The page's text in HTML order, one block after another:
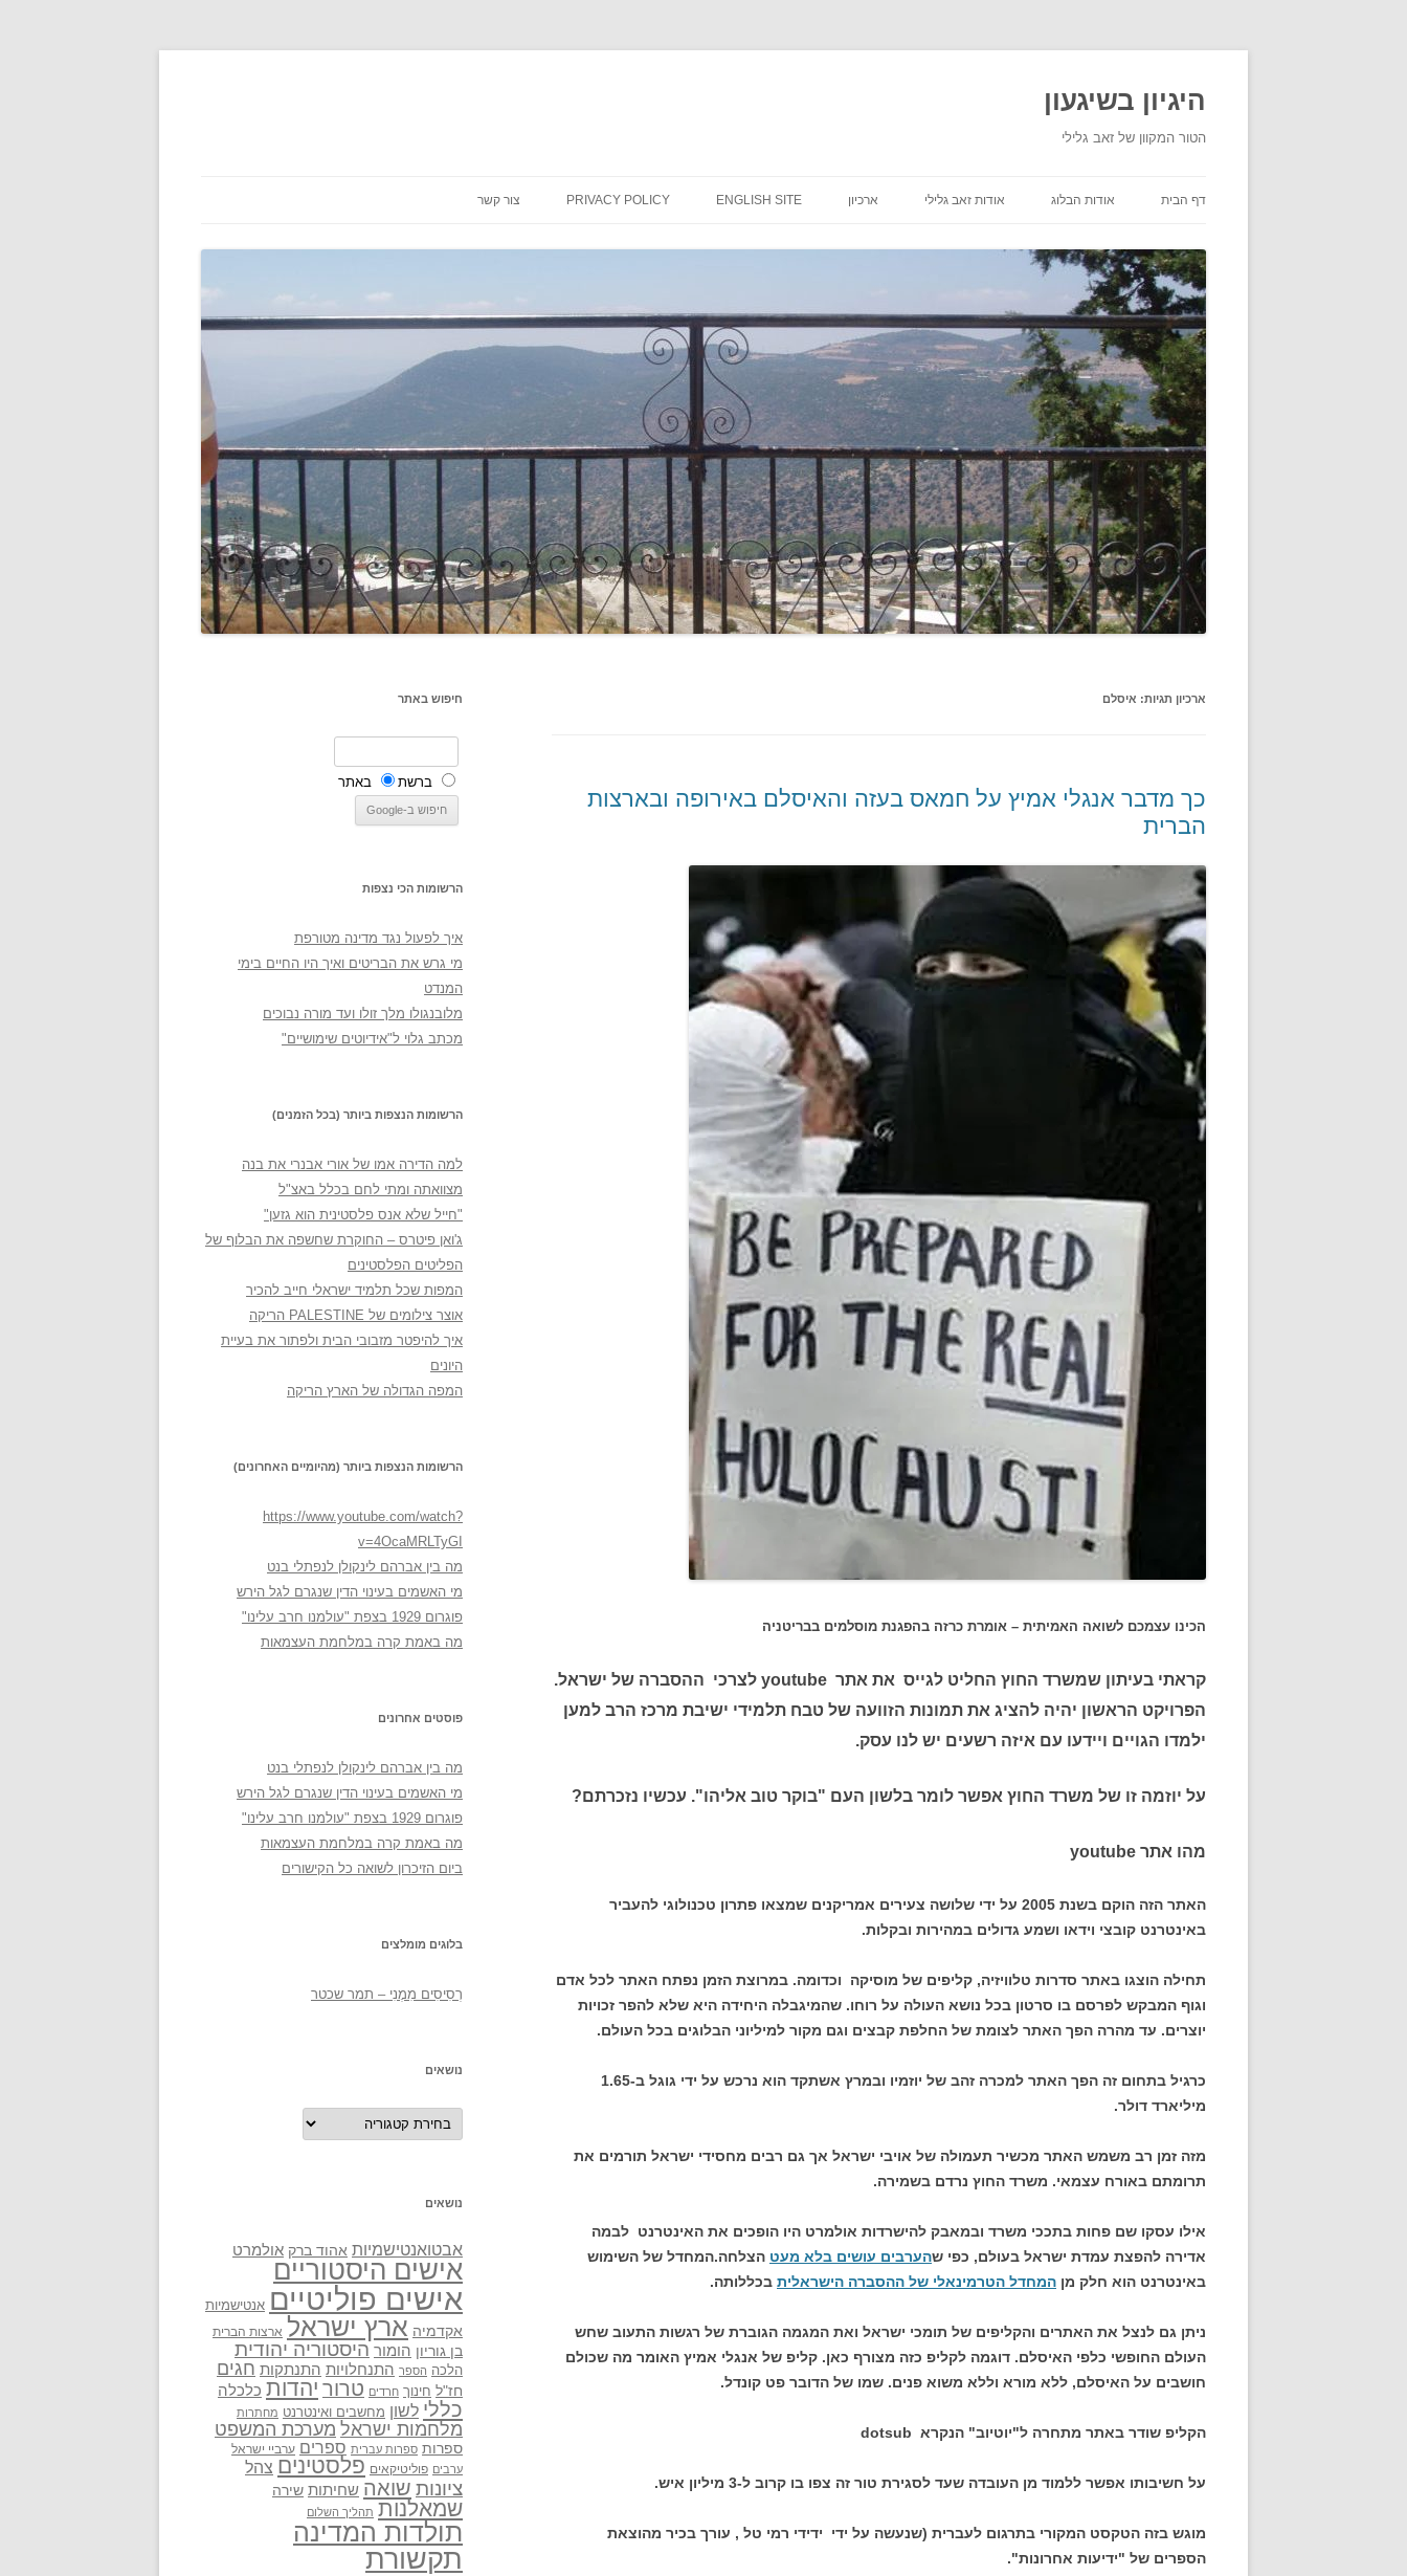
היגיון בשיגעון
הטור המקוון של זאב גלילי
דף הבית אודות הבלוג אודות זאב גלילי ארכיון ENGLISH SITE
PRIVACY POLICY צור קשר
ארכיון תגיות: איסלם
כך מדבר אנגלי אמיץ על חמאס בעזה והאיסלם באירופה ובארצות
הברית
הכינו עצמכם לשואה האמיתית – אומרת כרזה בהפגנת מוסלמים בבריטניה
קראתי בעיתון שמשרד החוץ החליט לגייס את אתר youtube לצרכי ההסברה של ישראל.
הפרויקט הראשון יהיה להציג את תמונות הזוועה של טבח תלמידי ישיבת מרכז הרב למען
ילמדו הגויים ויידעו עם איזה רשעים יש לנו עסק.
על יוזמה זו של משרד החוץ אפשר לומר בלשון העם "בוקר טוב אליהו". עכשיו נזכרתם?
מהו אתר youtube
האתר הזה הוקם בשנת 2005 על ידי שלושה צעירים אמריקנים שמצאו פתרון טכנולוגי להעביר
באינטרנט קובצי וידאו ושמע גדולים במהירות ובקלות.
תחילה הוצגו באתר סדרות טלוויזיה, קליפים של מוסיקה וכדומה. במרוצת הזמן נפתח האתר לכל אדם
וגוף המבקש לפרסם בו סרטון בכל נושא העולה על רוחו. שהמיגבלה היחידה היא שלא להפר זכויות
יוצרים. עד מהרה הפך האתר לצומת של החלפת קבצים וגם מקור למיליוני הבלוגים בכל העולם.
כרגיל בתחום זה הפך האתר למכרה זהב של יוזמיו ובמרץ אשתקד הוא נרכש על ידי גוגל ב-1.65
מיליארד דולר.
מזה זמן רב משמש האתר מכשיר תעמולה של אויבי ישראל אך גם רבים מחסידי ישראל תורמים את
תרומתם באורח עצמאי. משרד החוץ נרדם בשמירה.
אילו עסקו שם פחות בתככי משרד ובמאבק להישרדות אולמרט היו הופכים את האינטרנט לבמה
אדירה להפצת עמדת ישראל בעולם, כפי שהערבים עושים בלא מעט הצלחה.המחדל של השימוש
באינטרנט הוא חלק מן המחדל הטרמינאלי של ההסברה הישראלית בכללותה.
ניתן גם לנצל את האתרים והקליפים של תומכי ישראל ואת המגמה הגוברת של רגשות התעוב שחש
העולם החופשי כלפי האיסלם. דוגמה לקליפ כזה מצורף כאן. קליפ של אנגלי אמיץ האומר מה שכולם
חושבים על האיסלם, ללא מורא וללא משוא פנים. שמו של הדובר פט קונדל.
הקליפ שודר באתר מתחרה ל"יוטיוב" הנקרא dotsub
על חשיבותו אפשר ללמוד מן העובדה שעד לסגירת טור זה צפו בו קרוב ל-3 מיליון איש.
מוגש בזה הטקסט המקורי בתרגום לעברית (שנעשה על ידי ידידי רמי טל , עורך בכיר מהוצאת
הספרים של "ידיעות אחרונות".
חיפוש באתר
ברשת באתר
הרשומות הכי נצפות
איך לפעול נגד מדינה מטורפת
מי גרש את הבריטים ואיך היו החיים בימי
המנדט
מלובנגולו מלך זולו ועד מורה נבוכים
מכתב גלוי ל"אידיוטים שימושיים"
הרשומות הנצפות ביותר (בכל הזמנים)
למה הדירה אמו של אורי אבנרי את בנה
מצוואתה ומתי לחם בכלל באצ"ל
"חייל שלא אנס פלסטינית הוא גזען"
ג'ואן פיטרס – החוקרת שחשפה את הבלוף של
הפליטים הפלסטינים
המפות שכל תלמיד ישראלי חייב להכיר
אוצר צילומים של PALESTINE הריקה
איך להיפטר מזבובי הבית ולפתור את בעיית
היונים
המפה הגדולה של הארץ הריקה
הרשומות הנצפות ביותר (מהיומיים האחרונים)
https://www.youtube.com/watch?
v=4OcaMRLTyGI
מה בין אברהם לינקולן לנפתלי בנט
מי האשמים בעינוי הדין שנגרם לגל הירש
פוגרום 1929 בצפת "עולמנו חרב עלינו"
מה באמת קרה במלחמת העצמאות
פוסטים אחרונים
מה בין אברהם לינקולן לנפתלי בנט
מי האשמים בעינוי הדין שנגרם לגל הירש
פוגרום 1929 בצפת "עולמנו חרב עלינו"
מה באמת קרה במלחמת העצמאות
ביום הזיכרון לשואה כל הקישורים
בלוגים מומלצים
רְסִיסִים מִמֶנִי – תמר שכטר
נושאים
נושאים
נושאים
אבטואנטישמיות אהוד ברק אולמרט
אישים היסטוריים
אישים פוליטיים אנטישמיות
אקדמיה ארץ ישראל ארצות הברית
בן גוריון הומור היסטוריה יהודית
הלכה הספר התנחלויות התנתקות חגים
חז"ל חינוך חרדים טרור יהדות כלכלה
כללי לשון מחשבים ואינטרנט מחתרות
מלחמות ישראל מערכת המשפט
ספרות ספרות עברית ספרים ערביי ישראל
ערבים פוליטיקאים פלסטינים צהל
ציונות שואה שחיתות שירה
שמאלנות תהליך השלום
תולדות המדינה
תקשורת